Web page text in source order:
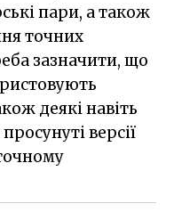
пари, а також
точних
зазначити, що
деякі навіть
версії